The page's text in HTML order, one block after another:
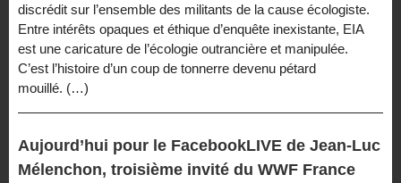
discrédit sur l’ensemble des militants de la cause écologiste.
Entre intérêts opaques et éthique d’enquête inexistante, EIA
est une caricature de l’écologie outrancière et manipulée.
C’est l’histoire d’un coup de tonnerre devenu pétard
mouillé. (…)
Aujourd’hui pour le FacebookLIVE de Jean-Luc
Mélenchon, troisième invité du WWF France